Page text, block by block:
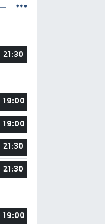
21:30
19:00
19:00
21:30
21:30
19:00